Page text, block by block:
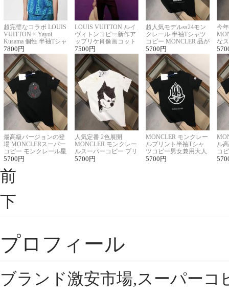
超完璧なコラボ LOUIS
VUITTON × Yayoi
Kusama 個性 半袖Tシャ
ツコピー男女兼用
7800 円
LOUIS VUITTON ルイ
ヴィトンコピー新作ア
ップリケ肖像画コット
ンニット半袖Tシャツ
7500 円
超人気モデルss24モン
クレール 半袖Tシャツ
コピー MONCLER 品が
良く見た目
5700 円
今
な
ル
最高級バージョンの登
場 MONCLERスーパー
コピー モンクレール星
座半袖Tシャツ
5700 円
人気定番 2色展開
MONCLER モンクレー
ルスーパーコピー プリ
ント半袖Tシャツ
5700 円
MONCLER モンクレー
ルプリント半袖Tシャ
ツコピー男女兼用大人
可愛い春夏コーデ
5700 円
ル
コ
ィ
前
下
プロフィール
ブランド激安市場,スーパー